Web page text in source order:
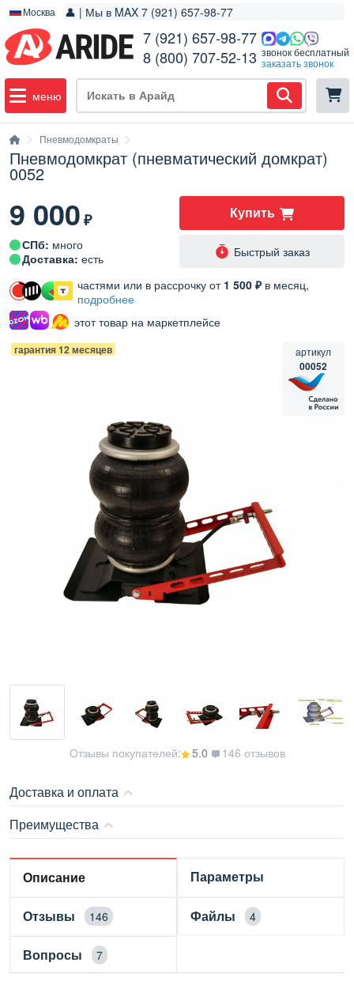
Москва 👤 | Мы в MAX 7 (921) 657-98-77
7 (921) 657-98-77
8 (800) 707-52-13 звонок бесплатный
заказать звонок
меню
Пневмодомкраты
Пневмодомкрат (пневматический домкрат)
0052
гарантия 12 месяцев артикул
00052
Отзывы покупателей: 5.0 146 отзывов
Доставка и оплата
Преимущества
Описание Параметры
Отзывы 146 Файлы 4
Вопросы 7
9 000₽ Купить
Быстрый заказ
частями или в рассрочку от 1 500 ₽в месяц,
подробнее
этот товар на маркетплейсе
СПб: много
Доставка: есть